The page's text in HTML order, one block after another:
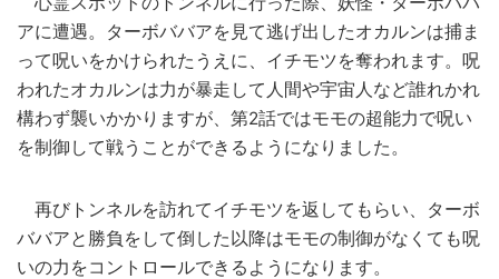
アに遭遇。ターボババアを見て逃げ出したオカルンは捕ま
って呪いをかけられたうえに、イチモツを奪われます。呪
われたオカルンは力が暴走して人間や宇宙人など誰れかれ
構わず襲いかかりますが、第2話ではモモの超能力で呪い
を制御して戦うことができるようになりました。
再びトンネルを訪れてイチモツを返してもらい、ターボ
ババアと勝負をして倒した以降はモモの制御がなくても呪
いの力をコントロールできるようになります。